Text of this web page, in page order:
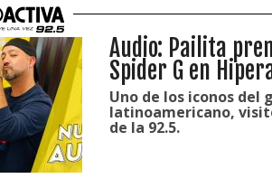
Audio: Pailita
Spider G en
Uno de los iconos del
latinoamericano,
de la 92.5.